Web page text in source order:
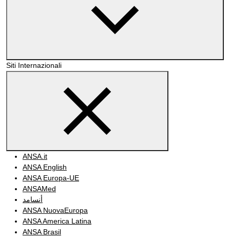
Siti Internazionali
ANSA.it
ANSA English
ANSA Europa-UE
ANSAMed
أنسامد
ANSA NuovaEuropa
ANSA America Latina
ANSA Brasil